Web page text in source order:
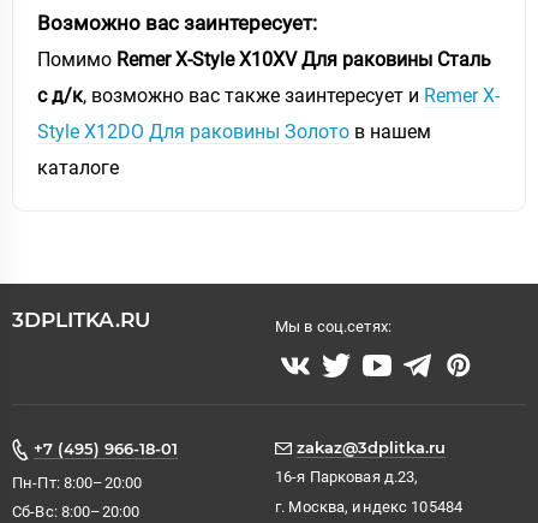
Возможно вас заинтересует:
Помимо Remer X-Style X10XV Для раковины Сталь
с д/к, возможно вас также заинтересует и Remer X-
Style X12DO Для раковины Золото в нашем
каталоге
3DPLITKA.RU Мы в соц.сетях:
+7 (495) 966-18-01
Пн-Пт: 8:00–20:00
Сб-Вс: 8:00–20:00
zakaz@3dplitka.ru
16-я Парковая д.23,
г. Москва, индекс 105484